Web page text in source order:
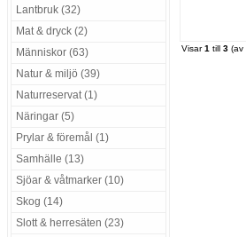
Lantbruk (32)
Mat & dryck (2)
Människor (63)
Natur & miljö (39)
Naturreservat (1)
Näringar (5)
Prylar & föremål (1)
Samhälle (13)
Sjöar & våtmarker (10)
Skog (14)
Slott & herresäten (23)
Visar1 till 3 (av